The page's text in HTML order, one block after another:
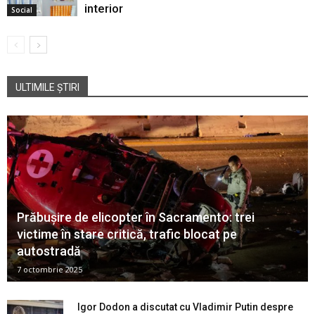
Social
interior
ULTIMILE ȘTIRI
Prăbușire de elicopter în Sacramento: trei
victime în stare critică, trafic blocat pe
autostradă
7 octombrie 2025
Igor Dodon a discutat cu Vladimir Putin despre